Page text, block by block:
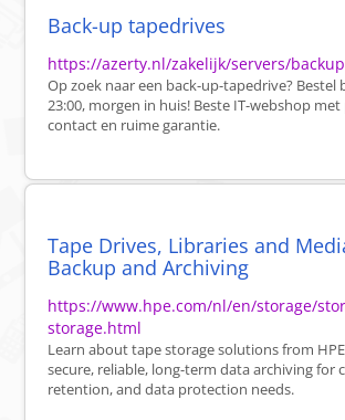
Back-up tapedrives
https://azerty.nl/zakelijk/servers/
Op zoek naar een back-up-tapedrive? Bestel
23:00, morgen in huis! Beste IT-webshop
contact en ruime garantie.
Tape Drives, Libraries and
Backup and Archiving
https://www.hpe.com/nl/en/storage/
storage.html
Learn about tape storage solutions from
secure, reliable, long-term data archiving for
retention, and data protection needs.